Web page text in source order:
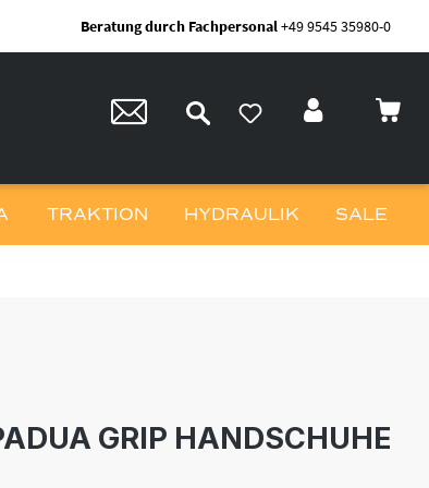
Beratung durch Fachpersonal+49 9545 35980-0
TRAKTION HYDRAULIK SALE
GRIP HANDSCHUHE